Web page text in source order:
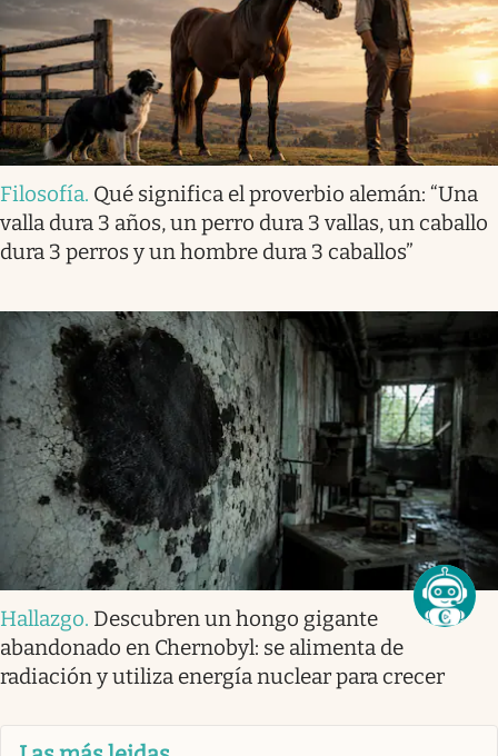
Filosofía. Qué significa el proverbio alemán: “Una
valla dura 3 años, un perro dura 3 vallas, un caballo
dura 3 perros y un hombre dura 3 caballos”
Hallazgo. Descubren un hongo gigante
abandonado en Chernobyl: se alimenta de
radiación y utiliza energía nuclear para crecer